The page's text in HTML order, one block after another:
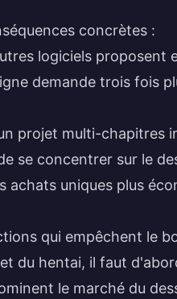
concrètes :
logiciels proposent
demande trois fois
projet multi-chapitres
se concentrer sur le
uniques plus
qui empêchent le
du hentai, il faut
le marché du